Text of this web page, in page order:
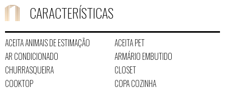
CARACTERÍSTICAS
ACEITA ANIMAIS DE ESTIMAÇÃO
ACEITA PET
AR CONDICIONADO
ARMÁRIO EMBUTIDO
CHURRASQUEIRA
CLOSET
COOKTOP
COPA COZINHA